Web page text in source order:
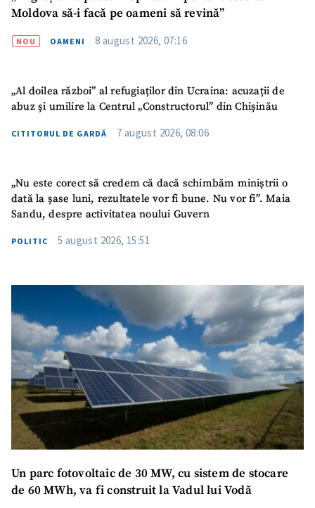
Moldova să-i facă pe oameni să revină”
NOU OAMENI 8 august 2026, 07:16
„Al doilea război” al refugiaților din Ucraina: acuzații de
abuz și umilire la Centrul „Constructorul” din Chișinău
CITITORUL DE GARDĂ 7 august 2026, 08:06
„Nu este corect să credem că dacă schimbăm miniștrii o
dată la șase luni, rezultatele vor fi bune. Nu vor fi”. Maia
Sandu, despre activitatea noului Guvern
POLITIC 5 august 2026, 15:51
Un parc fotovoltaic de 30 MW, cu sistem de stocare
de 60 MWh, va fi construit la Vadul lui Vodă